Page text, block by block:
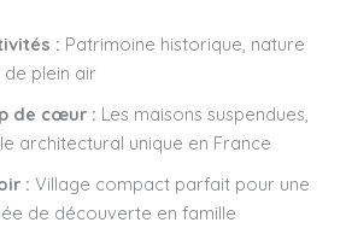
: Patrimoine historique, nature
plein air
de cœur : Les maisons suspendues,
architectural unique en France
: Village compact parfait pour une
de découverte en famille